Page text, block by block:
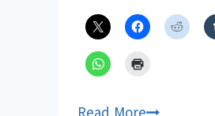
Read More